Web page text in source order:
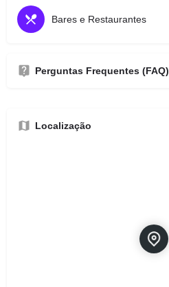
Bares e Restaurantes
Perguntas Frequentes (FAQ)
Localização